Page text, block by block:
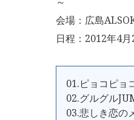
会場：広島
日程：2012年4月
01.ピョコピョ
02.グルグル
03.悲しき恋の